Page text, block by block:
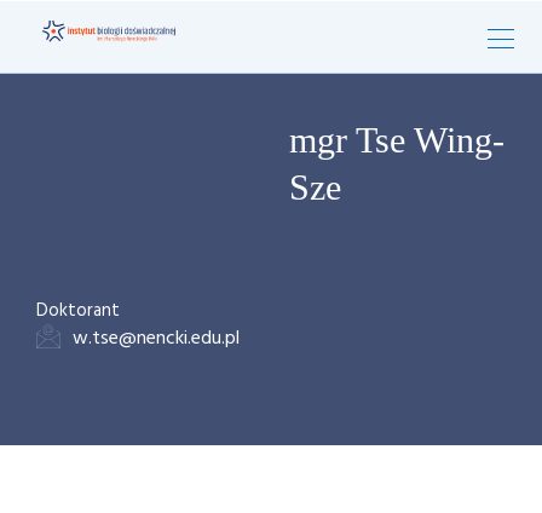
mgr Tse Wing-
Sze
Doktorant
w.tse@nencki.edu.pl